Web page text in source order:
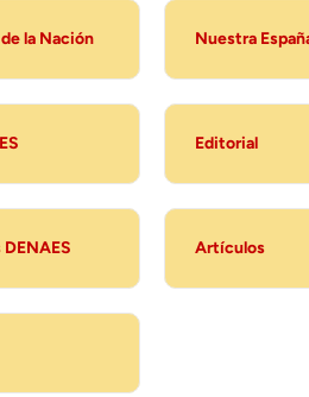
la Nación Nuestra
Editorial
Artículos